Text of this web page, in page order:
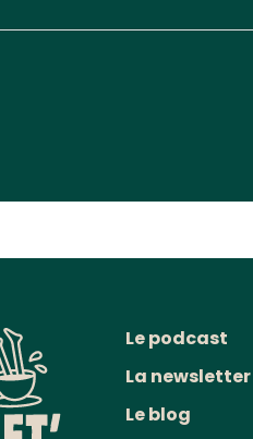
Le podcast
La newsletter
Le blog